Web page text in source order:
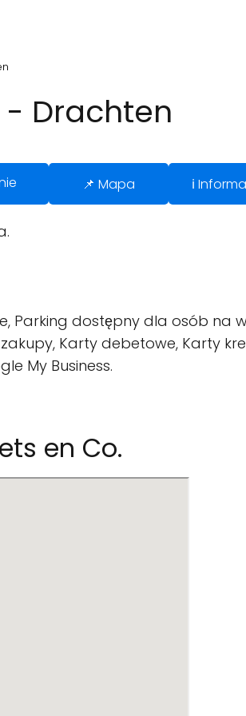
- Drachten
📌 Mapa ℹ️
Parking dostępny dla osób na
Karty debetowe, Karty
My Business.
en Co.